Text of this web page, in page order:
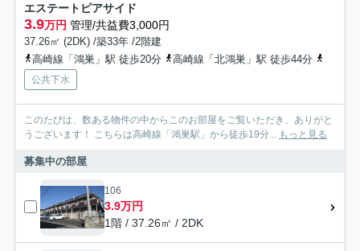
エステートピアサイド
3.9万円 管理/共益費3,000円
37.26㎡ (2DK) /築33年 /2階建
高崎線「鴻巣」駅 徒歩20分
高崎線「北鴻巣」駅 徒歩44分
公共下水
このたびは、数ある物件の中からこのお部屋をご覧いただき、ありがと
うございます！ こちらは高崎線「鴻巣駅」から徒歩19分...
もっと見る
募集中の部屋
106
3.9万円
1階 / 37.26㎡ / 2DK